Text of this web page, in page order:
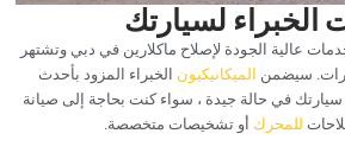
الخبراء لسيارتك‏
عالية الجودة‏ ‏لإصلاح ماكلارين في دبي وتشتهر
سيضمن الميكانيكيون الخبراء المزود بأحدث
سيارتك في حالة جيدة ، سواء كنت بحاجة إلى صيانة
للمحرك أو تشخيصات متخصصة.‏